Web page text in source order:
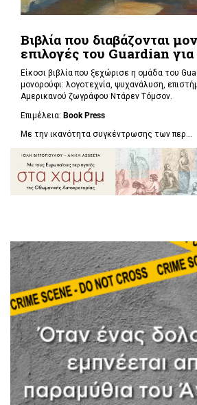
Βιβλία που διαβάζονται
επιλογές του Guardian για
Είκοσι βιβλία που ξεχώρισε η ομάδα του
μονορούφι: λογοτεχνία, ψυχανάλυση,
Αμερικανού ζωγράφου Ντάρεν Τόμσον.
Επιμέλεια: Book Press
Με την ικανότητα συγκέντρωσης των περ...